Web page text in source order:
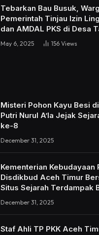
Tebarkan Bau Busuk,
Pemerintah Tinjau Izin
dan AMDAL PKS di Desa
May 6, 2025 156 Views
Misteri Pohon Kayu Besi
Putri Nurul A’la Jejak
ke-8
December 31, 2025
Kementerian Kebudayaan
Disdikbud Aceh Timur
Situs Sejarah Terdampak
December 31, 2025
Staf Ahli TP PKK Aceh